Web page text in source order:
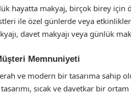
hayatta makyaj, birçok birey için
ile özel günlerde veya
davet makyajı veya günlük
Memnuniyeti
ve modern bir tasarıma sahip
sıcak ve davetkar bir